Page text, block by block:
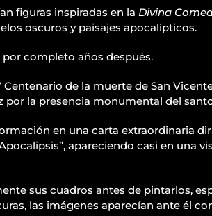
figuras inspiradas en la Divina
oscuros y paisajes apocalípticos.
completo años después.
de la muerte de San
por la presencia monumental del
en una carta extraordinaria
apareciendo casi en
sus cuadros antes de pintarlos,
las imágenes aparecían ante él